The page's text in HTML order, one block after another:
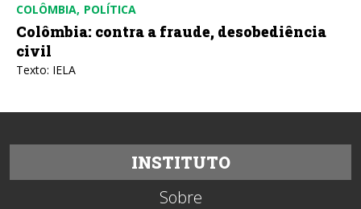
COLÔMBIA POLÍTICA
Colômbia: contra a fraude, desobediência
civil
Texto: IELA
INSTITUTO
Sobre